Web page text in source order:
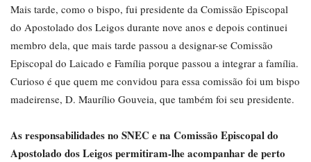
Mais tarde, como o bispo, fui presidente da Comissão Episcopal
do Apostolado dos Leigos durante nove anos e depois continuei
membro dela, que mais tarde passou a designar-se Comissão
Episcopal do Laicado e Família porque passou a integrar a família.
Curioso é que quem me convidou para essa comissão foi um bispo
madeirense, D. Maurílio Gouveia, que também foi seu presidente.
As responsabilidades no SNEC e na Comissão Episcopal do
Apostolado dos Leigos permitiram-lhe acompanhar de perto